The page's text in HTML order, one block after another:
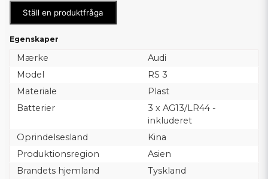
Ställ en produktfråga
Egenskaper
Mærke
Audi
Model
RS 3
Materiale
Plast
Batterier
3 x AG13/LR44 -
inkluderet
Oprindelsesland
Kina
Produktionsregion
Asien
Brandets hjemland
Tyskland